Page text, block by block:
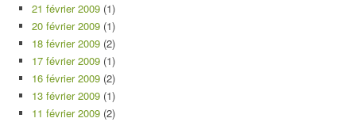
21 février 2009 (1)
20 février 2009 (1)
18 février 2009 (2)
17 février 2009 (1)
16 février 2009 (2)
13 février 2009 (1)
11 février 2009 (2)